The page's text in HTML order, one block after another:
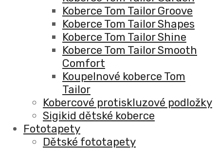
Koberce Tom Tailor Groove
Koberce Tom Tailor Shapes
Koberce Tom Tailor Shine
Koberce Tom Tailor Smooth
Comfort
Koupelnové koberce Tom
Tailor
Kobercové protiskluzové podložky
Sigikid dětské koberce
Fototapety
Dětské fototapety